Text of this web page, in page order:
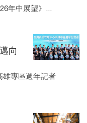
年中展望》...
向
雄專區週年記者